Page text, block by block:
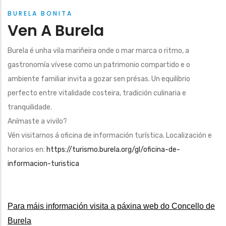
BURELA BONITA
Ven A Burela
Burela é unha vila mariñeira onde o mar marca o ritmo, a
gastronomía vívese como un patrimonio compartido e o
ambiente familiar invita a gozar sen présas. Un equilibrio
perfecto entre vitalidade costeira, tradición culinaria e
tranquilidade.
Anímaste a vivilo?
Vén visitarnos á oficina de información turística. Localización e
horarios en: https://turismo.burela.org/gl/oficina-de-
informacion-turistica
Para máis información visita a páxina web do Concello de
Burela